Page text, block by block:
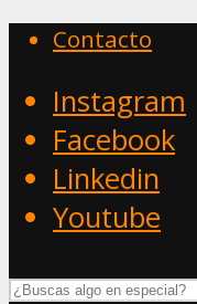
Contacto
Instagram
Facebook
Linkedin
Youtube